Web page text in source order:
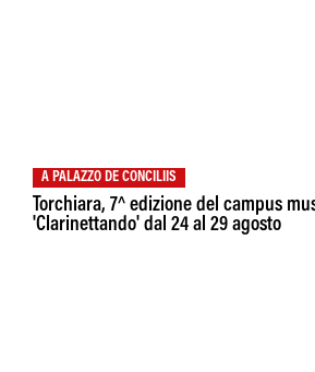
A PALAZZO DE CONCILIIS
Torchiara, 7^ edizione del campus
'Clarinettando' dal 24 al 29 agosto